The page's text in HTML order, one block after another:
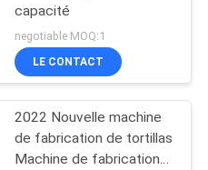
capacité
negotiable MOQ:1
LE CONTACT
2022 Nouvelle machine
de fabrication de tortillas
Machine de fabrication